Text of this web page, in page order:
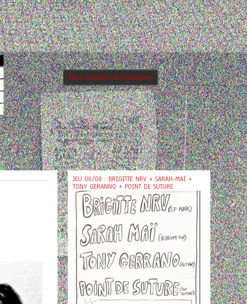
Nous Soutenir Via HelloAsso
JEU 06/08 : BRIGITTE NRV + SARAH-MAÏ +
TONY GERANNO + POINT DE SUTURE